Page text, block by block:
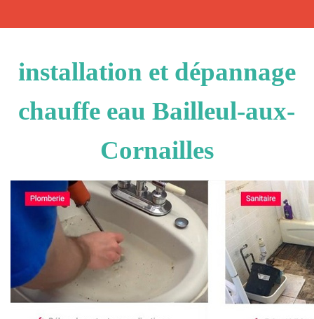
installation et dépannage
chauffe eau Bailleul-aux-
Cornailles